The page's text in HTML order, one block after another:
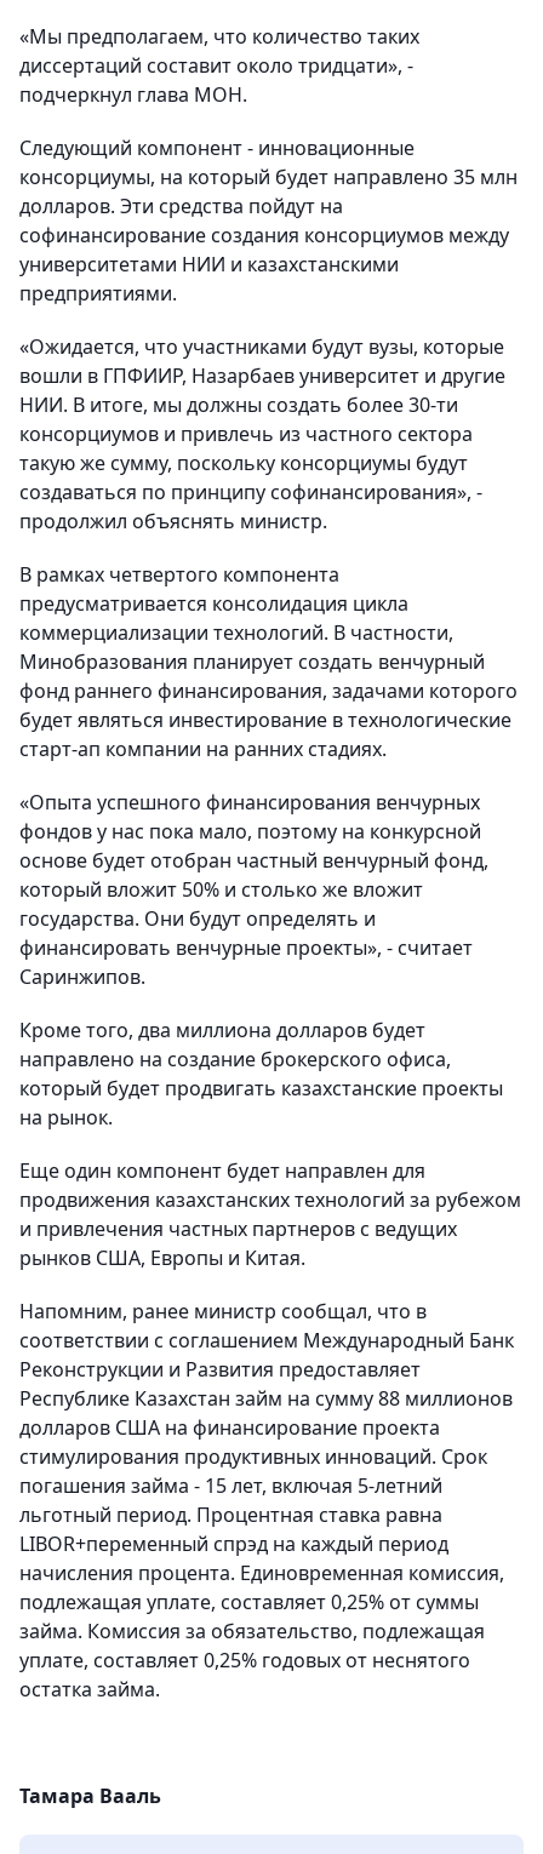
«Мы предполагаем, что количество таких
диссертаций составит около тридцати», -
подчеркнул глава МОН.
Следующий компонент - инновационные
консорциумы, на который будет направлено 35 млн
долларов. Эти средства пойдут на
софинансирование создания консорциумов между
университетами НИИ и казахстанскими
предприятиями.
«Ожидается, что участниками будут вузы, которые
вошли в ГПФИИР, Назарбаев университет и другие
НИИ. В итоге, мы должны создать более 30-ти
консорциумов и привлечь из частного сектора
такую же сумму, поскольку консорциумы будут
создаваться по принципу софинансирования», -
продолжил объяснять министр.
В рамках четвертого компонента
предусматривается консолидация цикла
коммерциализации технологий. В частности,
Минобразования планирует создать венчурный
фонд раннего финансирования, задачами которого
будет являться инвестирование в технологические
старт-ап компании на ранних стадиях.
«Опыта успешного финансирования венчурных
фондов у нас пока мало, поэтому на конкурсной
основе будет отобран частный венчурный фонд,
который вложит 50% и столько же вложит
государства. Они будут определять и
финансировать венчурные проекты», - считает
Саринжипов.
Кроме того, два миллиона долларов будет
направлено на создание брокерского офиса,
который будет продвигать казахстанские проекты
на рынок.
Еще один компонент будет направлен для
продвижения казахстанских технологий за рубежом
и привлечения частных партнеров с ведущих
рынков США, Европы и Китая.
Напомним, ранее министр сообщал, что в
соответствии с соглашением Международный Банк
Реконструкции и Развития предоставляет
Республике Казахстан займ на сумму 88 миллионов
долларов США на финансирование проекта
стимулирования продуктивных инноваций. Срок
погашения займа - 15 лет, включая 5-летний
льготный период. Процентная ставка равна
LIBOR+переменный спрэд на каждый период
начисления процента. Единовременная комиссия,
подлежащая уплате, составляет 0,25% от суммы
займа. Комиссия за обязательство, подлежащая
уплате, составляет 0,25% годовых от неснятого
остатка займа.
Тамара Вааль